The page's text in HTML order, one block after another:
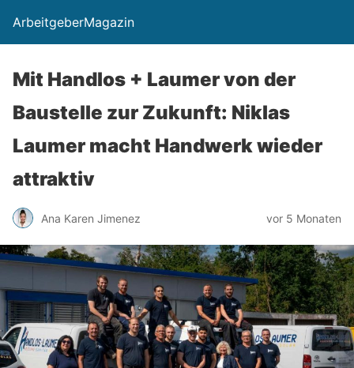
ArbeitgeberMagazin
Mit Handlos + Laumer von der
Baustelle zur Zukunft: Niklas
Laumer macht Handwerk wieder
attraktiv
Ana Karen Jimenez vor 5 Monaten